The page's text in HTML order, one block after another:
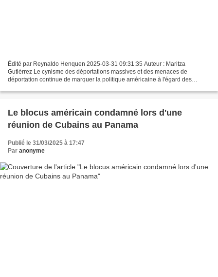
Édité par Reynaldo Henquen 2025-03-31 09:31:35 Auteur : Maritza
Gutiérrez Le cynisme des déportations massives et des menaces de
déportation continue de marquer la politique américaine à l'égard des
Le blocus américain condamné lors d'une
réunion de Cubains au Panama
Publié le 31/03/2025 à 17:47
Par anonyme